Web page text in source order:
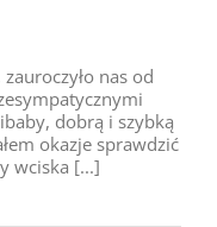
nas od
dobrą i szybką
okazje sprawdzić
wciska [...]